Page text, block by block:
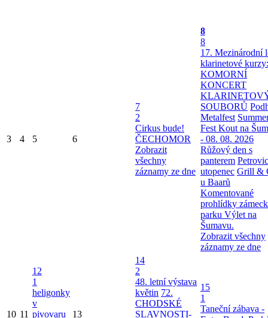
3 4 5 6
7
2
Cirkus bude!
ČECHOMOR
Zobrazit
všechny
záznamy ze dne
8
8
17. Mezinárodní
klarinetové kurzy:
KOMORNÍ
KONCERT
SOUBORŮ
Metalfest
Fest Kout na
- 08. 08. 2026
Růžový den s
panterem
utopenec Grill &
u Baarů
Komentované
prohlídky
parku Výlet na
Šumavu.
Zobrazit všechny
záznamy ze dne
10 11
12
1
heligonky
v
pivovaru
13
14
2
48. letní výstava
květin 72.
CHODSKÉ
SLAVNOSTI-
15
1
Taneční zábava -